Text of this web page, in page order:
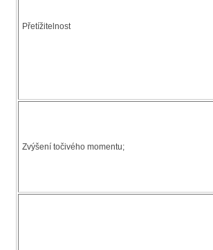
Přetížitelnost
Zvýšení točivého momentu;